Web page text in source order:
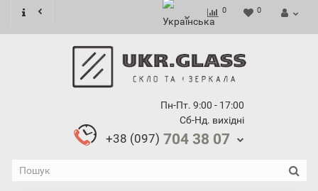
0 0
Пн-Пт. 9:00 - 17:00
Сб-Нд. вихідні
+38 (097) 704 38 07